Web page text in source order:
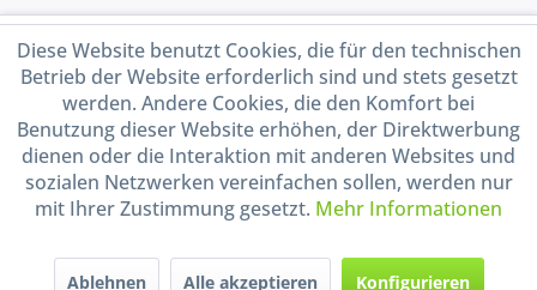
Service Hotline
Shop Service
Informationen
Handel mit BIO-Weinen
durch DE-ÖKO-009
Diese Website benutzt Cookies, die für den technischen
Betrieb der Website erforderlich sind und stets gesetzt
werden. Andere Cookies, die den Komfort bei
Benutzung dieser Website erhöhen, der Direktwerbung
dienen oder die Interaktion mit anderen Websites und
sozialen Netzwerken vereinfachen sollen, werden nur
mit Ihrer Zustimmung gesetzt. Mehr Informationen
Ablehnen Alle akzeptieren Konfigurieren